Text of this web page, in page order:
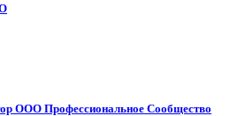
ООО Профессиональное Сообщество